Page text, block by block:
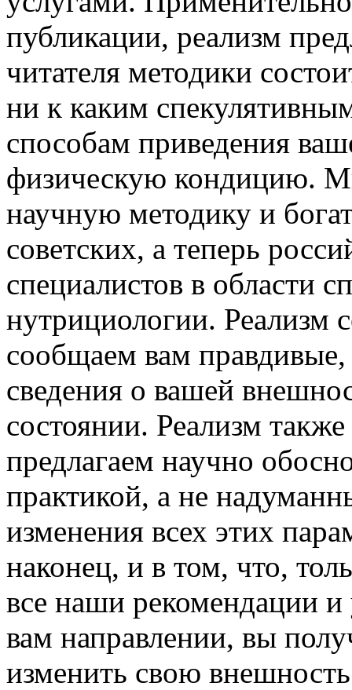
публикации, реализм
читателя методики
ни к каким
способам приведения
физическую кондицию.
научную методику и
советских, а теперь
специалистов в области
нутрициологии. Реализм
сообщаем вам
сведения о вашей
состоянии. Реализм
предлагаем научно
практикой, а не
изменения всех этих
наконец, и в том, что,
все наши рекомендации и
вам направлении, вы
изменить свою